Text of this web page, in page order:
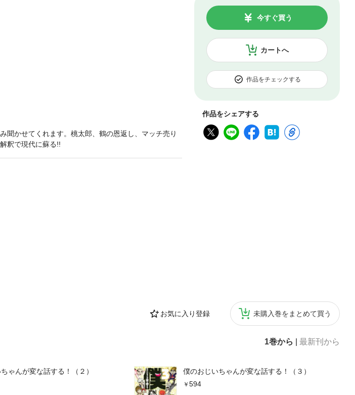
カートへ
今すぐ買う
作品をチェックする
作品をシェアする
お気に入り登録 未購入巻をまとめて買う
1巻から 最新刊から
ゃんが変な話する！（２）
僕のおじいちゃんが変な話する！（３）
594
聞かせてくれます。桃太郎、鶴の恩返し、マッチ売り
釈で現代に蘇る!!